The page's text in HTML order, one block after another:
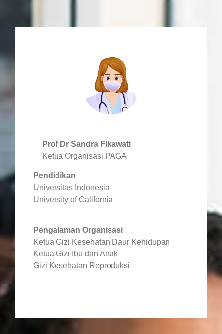
Prof Dr Sandra Fikawati
Ketua Organisasi PAGA
Pendidikan
Universitas Indonesia
University of California
Pengalaman Organisasi
Ketua Gizi Kesehatan Daur Kehidupan
Ketua Gizi Ibu dan Anak
Gizi Kesehatan Reproduksi